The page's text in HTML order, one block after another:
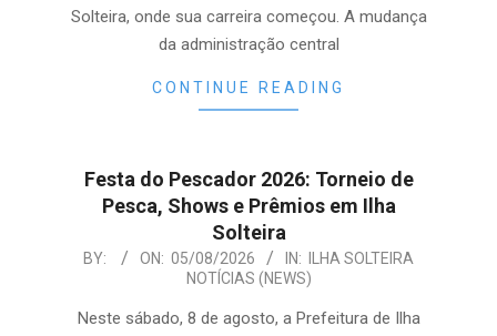
Solteira, onde sua carreira começou. A mudança
da administração central
CONTINUE READING
Festa do Pescador 2026: Torneio de
Pesca, Shows e Prêmios em Ilha
Solteira
2026-
05
BY: ON: 05/08/2026 IN:
ILHA SOLTEIRA
NOTÍCIAS (NEWS)
Neste sábado, 8 de agosto, a Prefeitura de Ilha